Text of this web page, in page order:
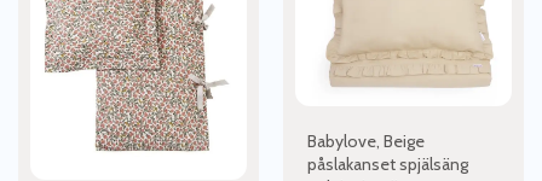
flera
varianter.
alternativen
Babylove, Beige
påslakanset spjälsäng